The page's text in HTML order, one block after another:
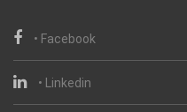
• Facebook
• Linkedin